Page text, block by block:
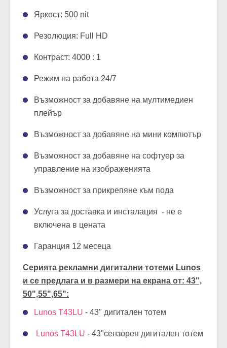
Яркост: 500 nit
Резолюция: Full HD
Контраст: 4000 : 1
Режим на работа 24/7
Възможност за добавяне на мултимедиен
плейър
Възможност за добавяне на мини компютър
Възможност за добавяне на софтуер за
управление на изображенията
Възможност за прикрепяне към пода
Услуга за доставка и инсталация - не е
включена в цената
Гаранция 12 месеца
Серията рекламни дигитални тотеми Lunos
и се предлага и в размери на екрана от: 43",
50",55",65":
Lunos T43LU - 43" дигитален тотем
Lunos T43LU - 43"сензорен дигитален тотем